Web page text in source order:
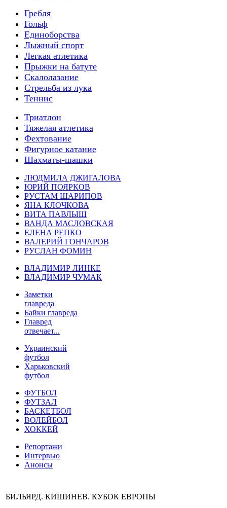
Гребля
Гольф
Единоборства
Лыжный спорт
Легкая атлетика
Прыжки на батуте
Скалолазание
Стрельба из лука
Теннис
Триатлон
Тяжелая атлетика
Фехтование
Фигурное катание
Шахматы-шашки
ЛЮДМИЛА ДЖИГАЛОВА
ЮРИЙ ПОЯРКОВ
РУСТАМ ШАРИПОВ
ЯНА КЛОЧКОВА
ВИТА ПАВЛЫШ
ВАНДА МАСЛОВСКАЯ
ЕЛЕНА РЕПКО
ВАЛЕРИЙ ГОНЧАРОВ
РУСЛАН ФОМИН
ВЛАДИМИР ЛИНКЕ
ВЛАДИМИР ЧУМАК
Заметки
главреда
Байки главреда
Главред
отвечает...
Украинский
футбол
Харьковский
футбол
ФУТБОЛ
ФУТЗАЛ
БАСКЕТБОЛ
ВОЛЕЙБОЛ
ХОККЕЙ
Репортажи
Интервью
Анонсы
БИЛЬЯРД. КИШИНЕВ. КУБОК ЕВРОПЫ